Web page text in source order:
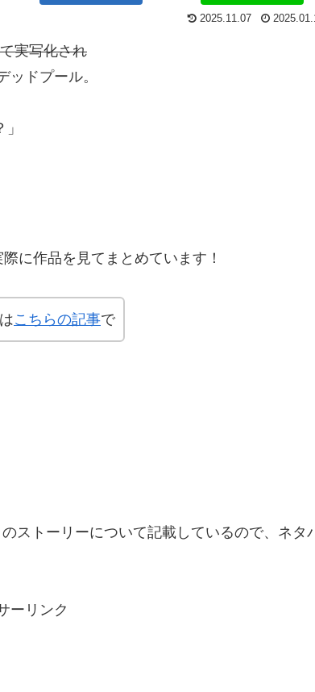
2025.11.07
実写化され
ッドプール。
に作品を見てまとめています！
こちらの記事で
ストーリーについて記載しているので、ネタ
ーリンク